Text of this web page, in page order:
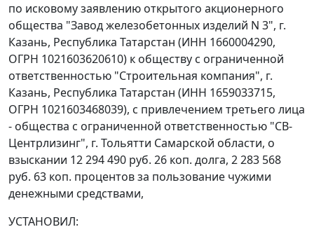
по исковому заявлению открытого акционерного
общества "Завод железобетонных изделий N 3", г.
Казань, Республика Татарстан (ИНН 1660004290,
ОГРН 1021603620610) к обществу с ограниченной
ответственностью "Строительная компания", г.
Казань, Республика Татарстан (ИНН 1659033715,
ОГРН 1021603468039), с привлечением третьего лица
- общества с ограниченной ответственностью "СВ-
Центрлизинг", г. Тольятти Самарской области, о
взыскании 12 294 490 руб. 26 коп. долга, 2 283 568
руб. 63 коп. процентов за пользование чужими
денежными средствами,
УСТАНОВИЛ: